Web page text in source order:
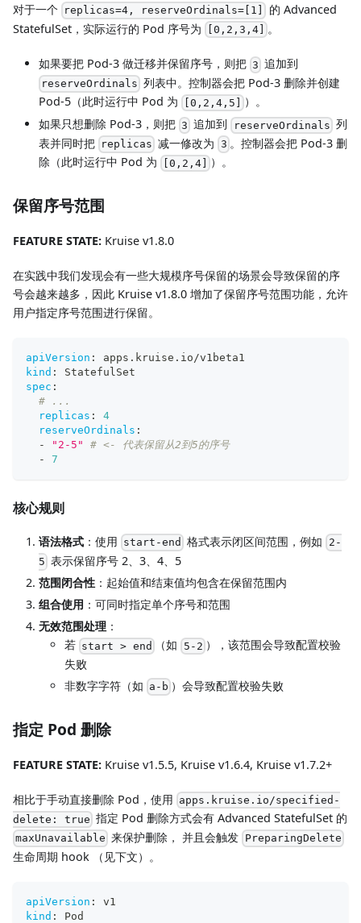
对于一个 replicas=4, reserveOrdinals=[1]
的 Advanced
StatefulSet，实际运行的 Pod 序号为
[0,2,3,4] 。
如果要把 Pod-3 做迁移并保留序号，则把 3 追加到
reserveOrdinals 列表中。控制器会把 Pod-3 删除并创建
Pod-5（此时运行中 Pod 为
[0,2,4,5]
）。
如果只想删除 Pod-3，则把 3 追加到 reserveOrdinals 列
表并同时把 replicas 减一修改为 3 。控制器会把 Pod-3 删
除（此时运行中 Pod 为
[0,2,4] ）。
保留序号范围
FEATURE STATE: Kruise v1.8.0
在实践中我们发现会有一些大规模序号保留的场景会导致保留的序
号会越来越多，因此 Kruise v1.8.0 增加了保留序号范围功能，允许
用户指定序号范围进行保留。
apiVersion :
apps.kruise.io/v1beta1
kind :
StatefulSet
spec :
# ...
replicas :
4
reserveOrdinals :
-
"2-5"
# <- 代表保留从2到5的序号
-
7
核心规则
语法格式 ：使用 start-end 格式表示闭区间范围，例如 2-
5 表示保留序号 2、3、4、5
范围闭合性 ：起始值和结束值均包含在保留范围内
组合使用 ：可同时指定单个序号和范围
无效范围处理 ：
若 start > end （如 5-2 ），该范围会导致配置校验
失败
非数字字符（如 a-b ）会导致配置校验失败
指定 Pod 删除
FEATURE STATE: Kruise v1.5.5, Kruise v1.6.4, Kruise v1.7.2+
相比于手动直接删除 Pod，使用 apps.kruise.io/specified-
delete: true 指定 Pod 删除方式会有 Advanced StatefulSet 的
maxUnavailable 来保护删除， 并且会触发 PreparingDelete
生命周期 hook （见下文）。
apiVersion :
v1
kind :
Pod